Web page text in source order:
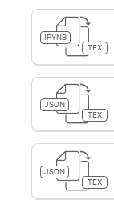
IPYNB
TEX
JSON
TEX
JSON
TEX